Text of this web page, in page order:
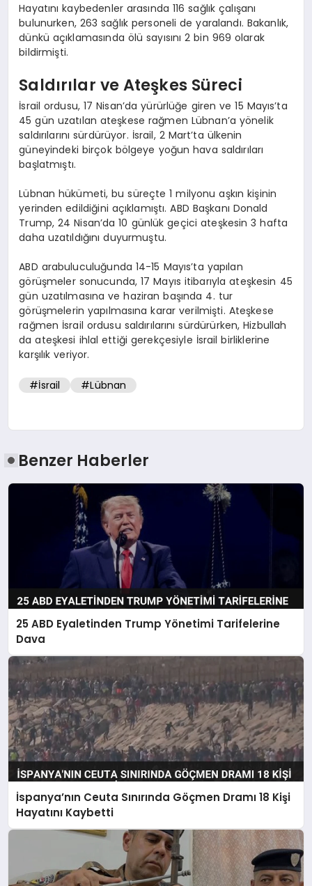
Hayatını kaybedenler arasında 116 sağlık çalışanı
bulunurken, 263 sağlık personeli de yaralandı. Bakanlık,
dünkü açıklamasında ölü sayısını 2 bin 969 olarak
bildirmişti.
Saldırılar ve Ateşkes Süreci
İsrail ordusu, 17 Nisan’da yürürlüğe giren ve 15 Mayıs’ta
45 gün uzatılan ateşkese rağmen Lübnan’a yönelik
saldırılarını sürdürüyor. İsrail, 2 Mart’ta ülkenin
güneyindeki birçok bölgeye yoğun hava saldırıları
başlatmıştı.
Lübnan hükümeti, bu süreçte 1 milyonu aşkın kişinin
yerinden edildiğini açıklamıştı. ABD Başkanı Donald
Trump, 24 Nisan’da 10 günlük geçici ateşkesin 3 hafta
daha uzatıldığını duyurmuştu.
ABD arabuluculuğunda 14-15 Mayıs’ta yapılan
görüşmeler sonucunda, 17 Mayıs itibarıyla ateşkesin 45
gün uzatılmasına ve haziran başında 4. tur
görüşmelerin yapılmasına karar verilmişti. Ateşkese
rağmen İsrail ordusu saldırılarını sürdürürken, Hizbullah
da ateşkesi ihlal ettiği gerekçesiyle İsrail birliklerine
karşılık veriyor.
#İsrail #Lübnan
Benzer Haberler
25 ABD Eyaletinden Trump Yönetimi Tarifelerine
Dava
İspanya’nın Ceuta Sınırında Göçmen Dramı 18 Kişi
Hayatını Kaybetti